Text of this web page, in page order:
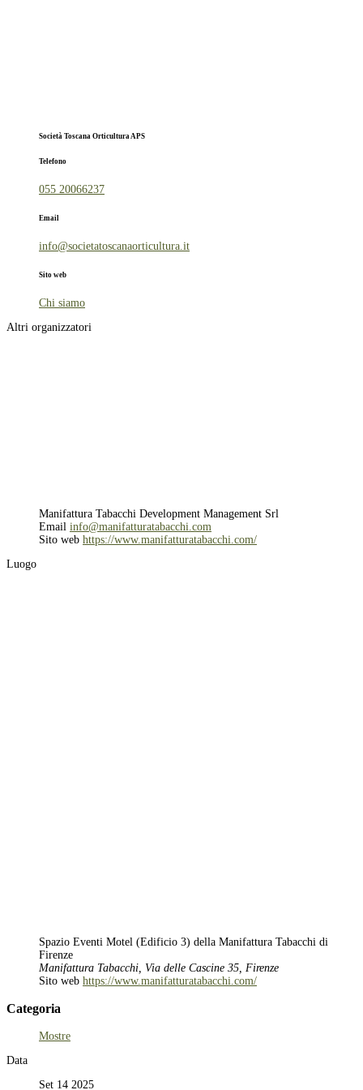
Società Toscana Orticultura APS
Telefono
055 20066237
Email
info@societatoscanaorticultura.it
Sito web
Chi siamo
Altri organizzatori
Manifattura Tabacchi Development Management Srl
Email info@manifatturatabacchi.com
Sito web https://www.manifatturatabacchi.com/
Luogo
Spazio Eventi Motel (Edificio 3) della Manifattura Tabacchi di
Firenze
Manifattura Tabacchi, Via delle Cascine 35, Firenze
Sito web https://www.manifatturatabacchi.com/
Categoria
Mostre
Data
Set 14 2025